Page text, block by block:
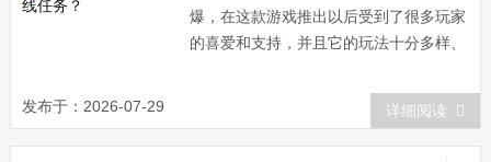
爆，在这款游戏推出以后受到了很多玩家
的喜爱和支持，并且它的玩法十分多样、
发布于：2026-07-29 详细阅读